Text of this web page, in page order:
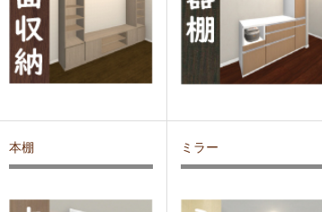
本棚 ミラー